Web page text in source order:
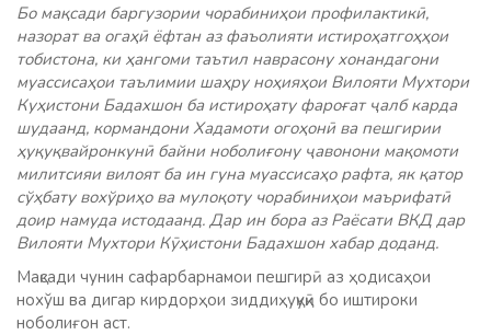
Бо мақсади баргузории чорабиниҳои профилактикӣ,
назорат ва огаҳӣ ёфтан аз фаъолияти истироҳатгоҳҳои
тобистона, ки ҳангоми таътил наврасону хонандагони
муассисаҳои таълимии шаҳру ноҳияҳои Вилояти Мухтори
Куҳистони Бадахшон ба истироҳату фароғат ҷалб карда
шудаанд, кормандони Хадамоти огоҳонӣ ва пешгирии
ҳуқуқвайронкунӣ байни ноболиғону ҷавонони мақомоти
милитсияи вилоят ба ин гуна муассисаҳо рафта, як қатор
сўҳбату вохўриҳо ва мулоқоту чорабиниҳои маърифатӣ
доир намуда истодаанд. Дар ин бора аз Раёсати ВКД дар
Вилояти Мухтори Кӯҳистони Бадахшон хабар доданд.
Мақсади чунин сафарбарнамои пешгирӣ аз ҳодисаҳои
нохўш ва дигар кирдорҳои зиддиҳуқуқӣ бо иштироки
ноболиғон аст.